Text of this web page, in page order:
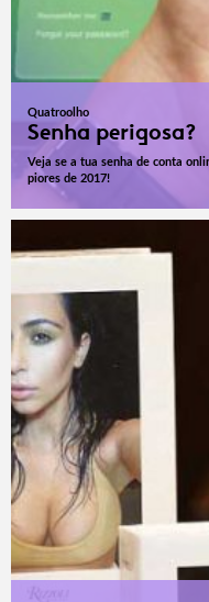
Quatroolho
Senha perigosa?
Veja se a tua senha de conta
piores de 2017!